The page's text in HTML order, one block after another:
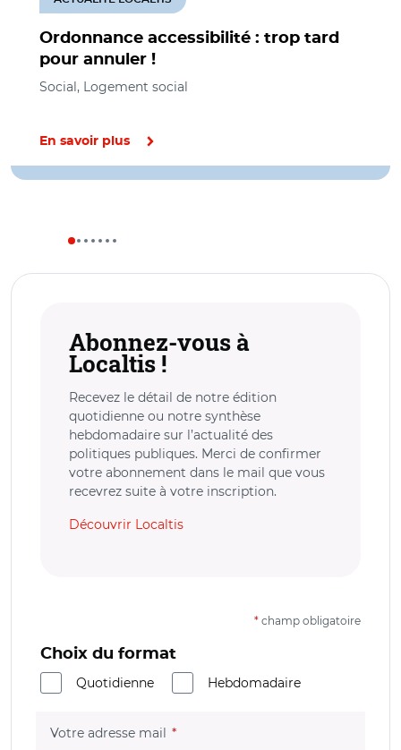
Ordonnance accessibilité : trop tard
pour annuler !
Social, Logement social
En savoir plus
Abonnez-vous à
Localtis !
Recevez le détail de notre édition
quotidienne ou notre synthèse
hebdomadaire sur l’actualité des
politiques publiques. Merci de confirmer
votre abonnement dans le mail que vous
recevrez suite à votre inscription.
Découvrir Localtis
* champ obligatoire
Choix du format
Quotidienne
Hebdomadaire
Votre adresse mail (champ obligatoire)